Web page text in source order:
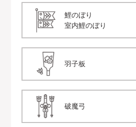
鯉のぼり
室内鯉のぼり
羽子板
破魔弓